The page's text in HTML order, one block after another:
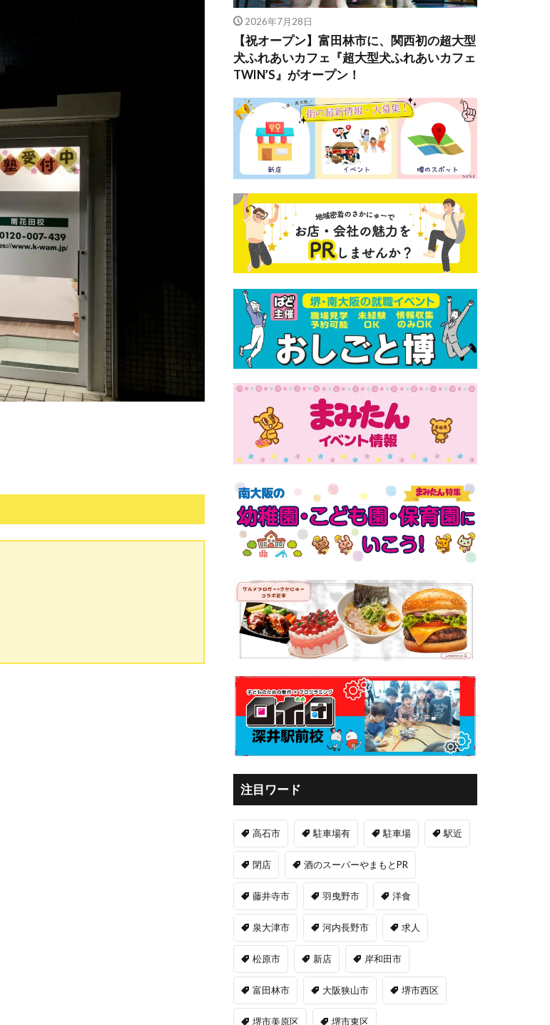
2026年7月28日
【祝オープン】富田林市に、関西初の超大型
犬ふれあいカフェ『超大型犬ふれあいカフェ
TWIN’S』がオープン！
注目ワード
高石市 駐車場有 駐車場 駅近
閉店 酒のスーパーやまもとPR
藤井寺市 羽曳野市 洋食
泉大津市 河内長野市 求人
松原市 新店 岸和田市
富田林市 大阪狭山市 堺市西区
堺市美原区 堺市東区